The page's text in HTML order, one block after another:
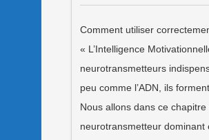
Comment utiliser
« L’Intelligence
neurotransmetteurs
peu comme l’ADN, ils
Nous allons dans ce
neurotransmetteur dominant